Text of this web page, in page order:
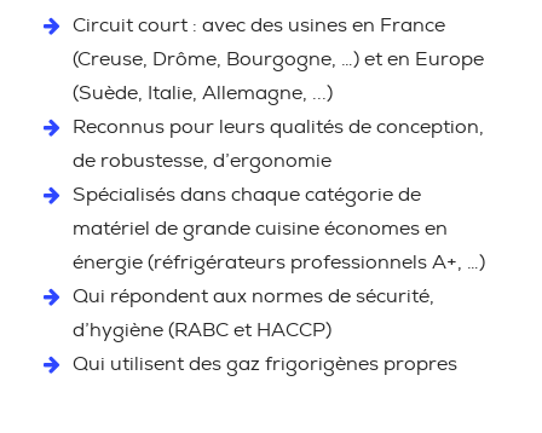
Circuit court : avec des usines en France
(Creuse, Drôme, Bourgogne, …) et en Europe
(Suède, Italie, Allemagne, ...)
Reconnus pour leurs qualités de conception,
de robustesse, d’ergonomie
Spécialisés dans chaque catégorie de
matériel de grande cuisine économes en
énergie (réfrigérateurs professionnels A+, …)
Qui répondent aux normes de sécurité,
d’hygiène (RABC et HACCP)
Qui utilisent des gaz frigorigènes propres